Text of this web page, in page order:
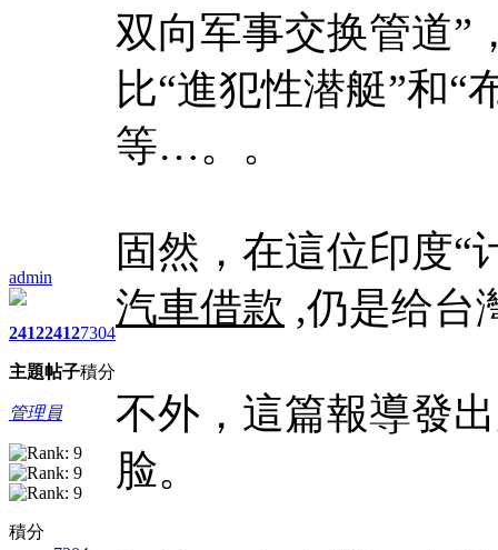
admin
2412
主題
2412
帖子
7304
積分
管理員
積分
双向军事交换管道”
比“進犯性潜艇”和“
等…。。
固然，在這位印度“
汽車借款 ,仍是给台
不外，這篇報導發
脸。